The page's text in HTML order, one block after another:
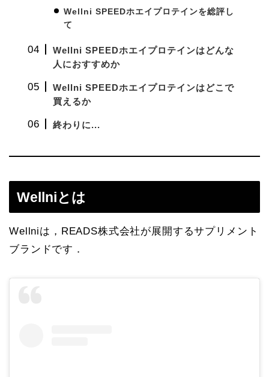
WellniSPEEDホエイプロテインを総評し
て
Wellni SPEEDホエイプロテインはどんな
人におすすめか
Wellni SPEEDホエイプロテインはどこで
買えるか
終わりに...
Wellniとは
Wellniは，READS株式会社が展開するサプリメント
ブランドです．